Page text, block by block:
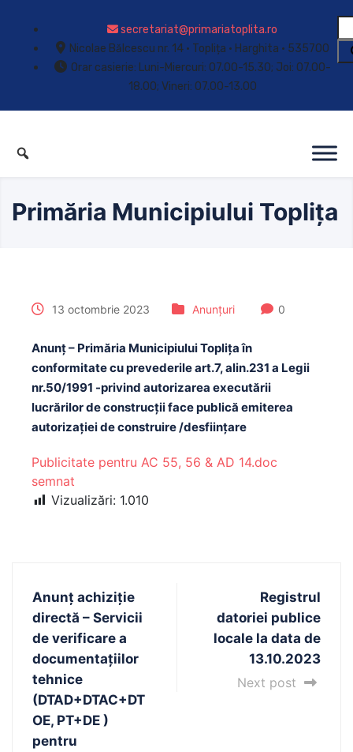
secretariat@primariatoplita.ro
Nicolae Bălcescu nr. 14 • Toplița • Harghita • 535700
Orar casierie: Luni-Miercuri: 07.00-15.30; Joi: 07.00-
18.00; Vineri: 07.00-13.00
Primăria Municipiului Toplița
13 octombrie 2023 Anunțuri 0
Anunț – Primăria Municipiului Toplița în
conformitate cu prevederile art.7, alin.231 a Legii
nr.50/1991 -privind autorizarea executării
lucrărilor de construcţii face publică emiterea
autorizaţiei de construire /desființare
Publicitate pentru AC 55, 56 & AD 14.doc
semnat
Vizualizări: 1.010
Anunț achiziție
directă – Servicii
de verificare a
documentațiilor
tehnice
(DTAD+DTAC+DT
OE, PT+DE )
pentru
Registrul
datoriei publice
locale la data de
13.10.2023
Next post